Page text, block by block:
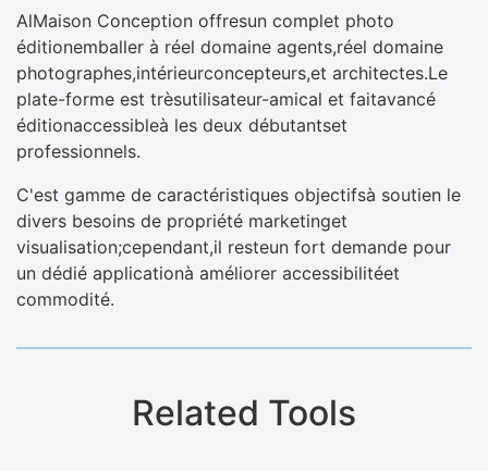
AlMaison Conception offresun complet photo
éditionemballer à réel domaine agents,réel domaine
photographes,intérieurconcepteurs,et architectes.Le
plate-forme est trèsutilisateur-amical et faitavancé
éditionaccessibleà les deux débutantset
professionnels.
C'est gamme de caractéristiques objectifsà soutien le
divers besoins de propriété marketinget
visualisation;cependant,il resteun fort demande pour
un dédié applicationà améliorer accessibilitéet
commodité.
Related Tools